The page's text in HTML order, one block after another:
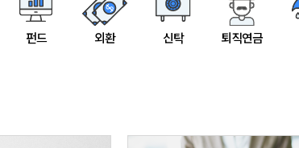
펀드 외환 신탁 퇴직연금